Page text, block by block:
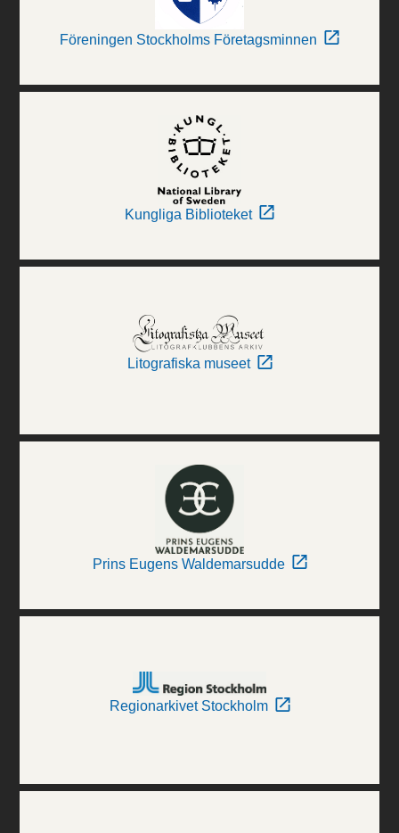
Föreningen Stockholms Företagsminnen
Kungliga Biblioteket
Litografiska museet
Prins Eugens Waldemarsudde
Regionarkivet Stockholm